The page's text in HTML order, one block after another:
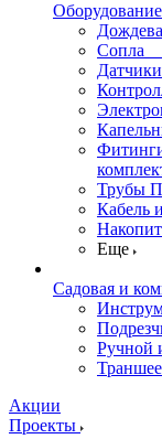
Сопла
Датчики
Трубы
Кабель
Еще
Садовая и
Ручной
Акции
Проекты